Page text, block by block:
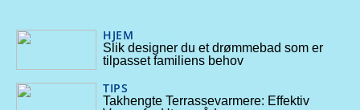
HJEM
Slik designer du et drømmebad som er
tilpasset familiens behov
TIPS
Takhengte Terrassevarmere: Effektiv